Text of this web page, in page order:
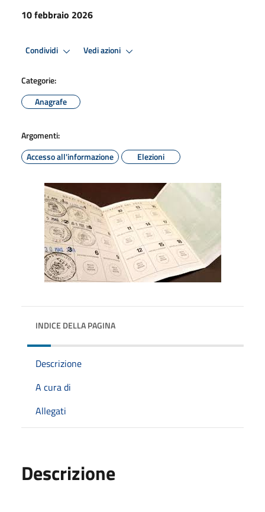
10 febbraio 2026
Condividi Vedi azioni
Categorie:
Anagrafe
Argomenti:
Accesso all'informazione
Elezioni
INDICE DELLA PAGINA
Descrizione
A cura di
Allegati
Descrizione